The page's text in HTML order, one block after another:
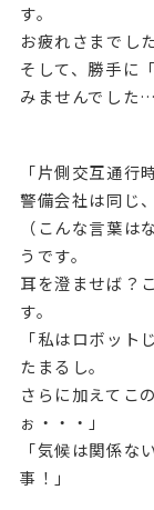
す。
お疲れさまでした
そして、勝手に
みませんでした…
「片側交互通行
警備会社は同じ
（こんな言葉
うです。
耳を澄ませば？
す。
「私はロボット
たまるし。
さらに加えてこ
ぉ・・・」
「気候は関係な
事！」